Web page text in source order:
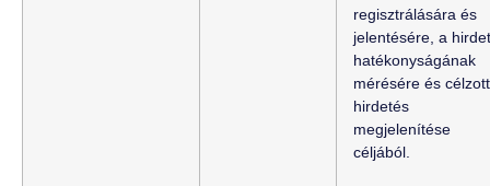
regisztrálására és
jelentésére, a
hatékonyságának
mérésére és célzott
hirdetés
megjelenítése
céljából.